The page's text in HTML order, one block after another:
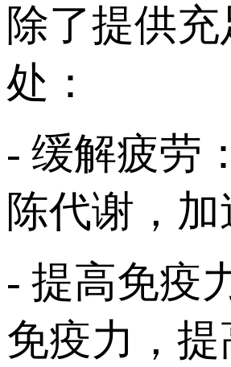
除了提供
处：
- 缓解疲劳
陈代谢，
- 提高免疫
免疫力，